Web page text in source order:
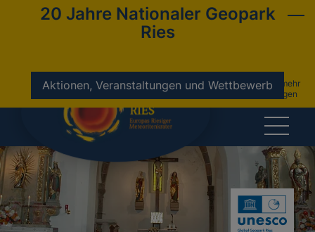
20 Jahre Nationaler Geopark
Ries
Aktionen, Veranstaltungen und Wettbewerbnicht mehr
anzeigen